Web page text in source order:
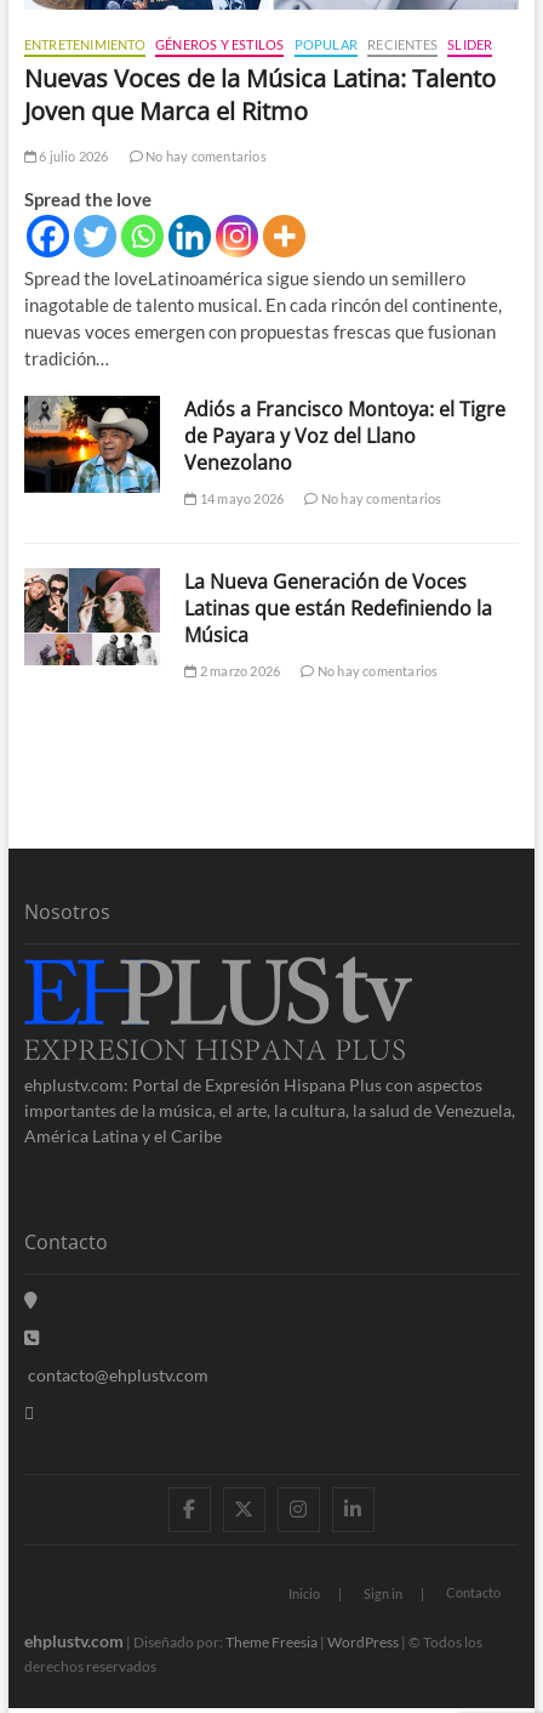
ENTRETENIMIENTO GÉNEROS Y ESTILOS POPULAR RECIENTES SLIDER
Nuevas Voces de la Música Latina: Talento
Joven que Marca el Ritmo
6 julio 2026 No hay comentarios
Spread the love
Spread the loveLatinoamérica sigue siendo un semillero
inagotable de talento musical. En cada rincón del continente,
nuevas voces emergen con propuestas frescas que fusionan
tradición…
Adiós a Francisco Montoya: el Tigre
de Payara y Voz del Llano
Venezolano
14 mayo 2026 No hay comentarios
La Nueva Generación de Voces
Latinas que están Redefiniendo la
Música
2 marzo 2026 No hay comentarios
Nosotros
ehplustv.com: Portal de Expresión Hispana Plus con aspectos
importantes de la música, el arte, la cultura, la salud de Venezuela,
América Latina y el Caribe
Contacto
contacto@ehplustv.com
facebooktwitterinstagram
linkedin
Inicio Sign in Contacto
ehplustv.com | Diseñado por: Theme Freesia| WordPress| © Todos los
derechos reservados